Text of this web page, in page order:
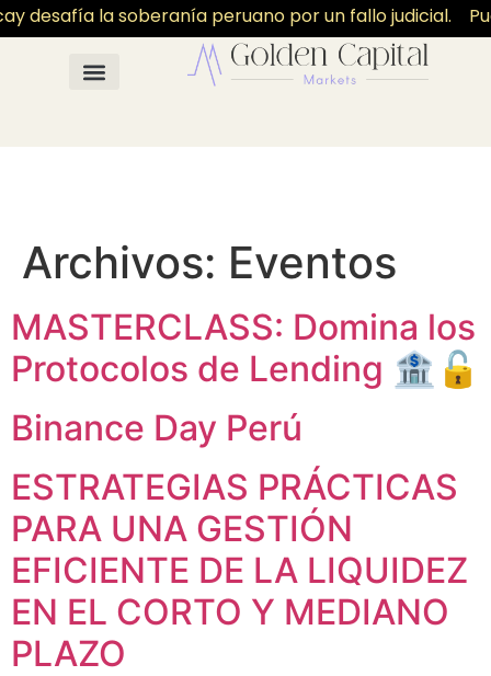
desafía la soberanía peruano por un fallo judicial.
Archivos: Eventos
MASTERCLASS: Domina los
Protocolos de Lending 🏦🔓
Binance Day Perú
ESTRATEGIAS PRÁCTICAS
PARA UNA GESTIÓN
EFICIENTE DE LA LIQUIDEZ
EN EL CORTO Y MEDIANO
PLAZO